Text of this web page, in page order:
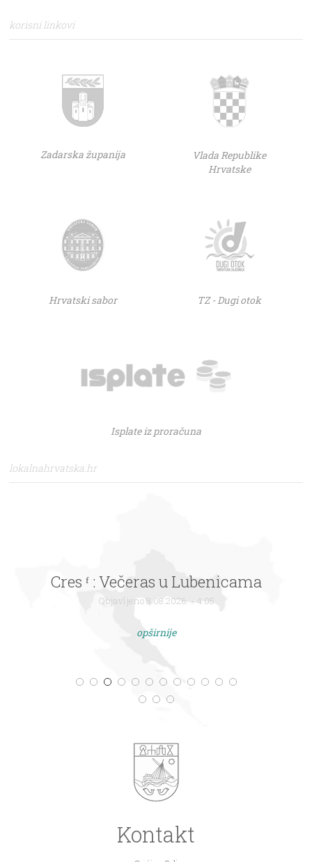
korisni linkovi
Zadarska županija
Vlada Republike
Hrvatske
Hrvatski sabor TZ - Dugi otok
Isplate iz proračuna
lokalnahrvatska.hr
Cres ᶠ : Večeras u Lubenicama
Objavljeno 8.08.2026. - 4:05
opširnije
Kontakt